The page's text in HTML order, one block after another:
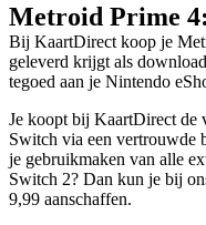
Metroid Prime
Bij KaartDirect koop je
geleverd krijgt als
tegoed aan je Nintendo
Je koopt bij KaartDirect de
Switch via een vertrouwde
je gebruikmaken van alle
Switch 2? Dan kun je bij
9,99 aanschaffen.